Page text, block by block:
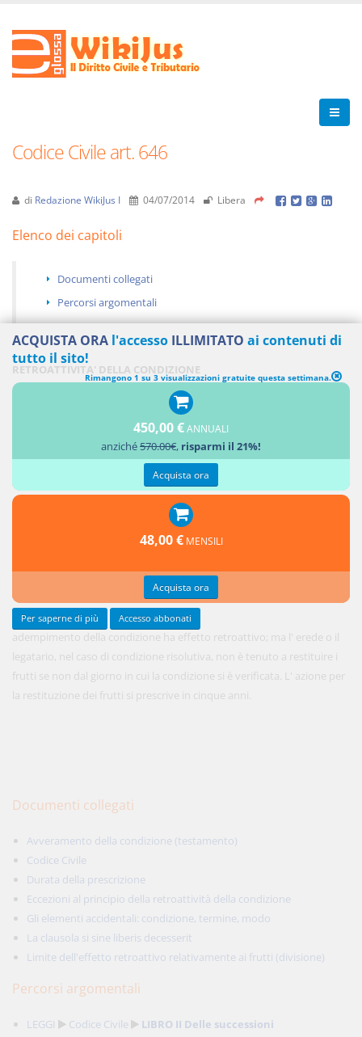
Codice Civile art. 646
di Redazione WikiJus I 04/07/2014 Libera
Elenco dei capitoli
Documenti collegati
Percorsi argomentali
RETROATTIVITA' DELLA CONDIZIONE
adempimento della condizione ha effetto retroattivo; ma l' erede o il
legatario, nel caso di condizione risolutiva, non è tenuto a restituire i
frutti se non dal giorno in cui la condizione si è verificata. L' azione per
la restituzione dei frutti si prescrive in cinque anni.
Documenti collegati
Avveramento della condizione (testamento)
Codice Civile
Durata della prescrizione
Eccezioni al principio della retroattività della condizione
Gli elementi accidentali: condizione, termine, modo
La clausola si sine liberis decesserit
Limite dell'effetto retroattivo relativamente ai frutti (divisione)
Percorsi argomentali
LEGGI Codice Civile LIBRO II Delle successioni
ACQUISTA ORA l'accesso ILLIMITATO ai contenuti di
tutto il sito!
Rimangono 1 su 3 visualizzazioni gratuite questa settimana.
450,00 €ANNUALI
anziché570.00€, risparmi il 21%!
Acquista ora
48,00 € MENSILI
Acquista ora
Per saperne di più Accesso abbonati